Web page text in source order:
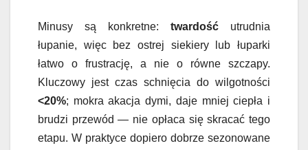
Minusy są konkretne: twardość utrudnia
łupanie, więc bez ostrej siekiery lub łuparki
łatwo o frustrację, a nie o równe szczapy.
Kluczowy jest czas schnięcia do wilgotności
<20%; mokra akacja dymi, daje mniej ciepła i
brudzi przewód — nie opłaca się skracać tego
etapu. W praktyce dopiero dobrze sezonowane